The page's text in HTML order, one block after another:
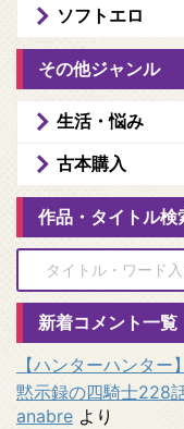
ソフトエロ
その他ジャンル
生活・悩み
古本購入
作品・タイトル検
新着コメント一覧
【ハンターハンタ
黙示録の四騎士228
anabre より